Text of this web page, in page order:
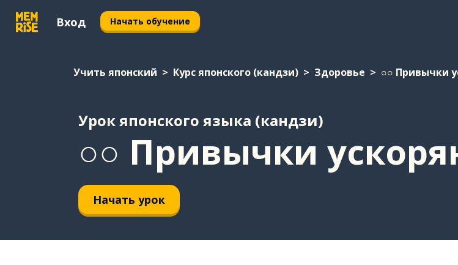
Вход Начать обучение
Учить японский Курс японского (кандзи) Здоровье ○○ Привычки
Урок японского языка (кандзи)
○○ Привычки
Начать урок